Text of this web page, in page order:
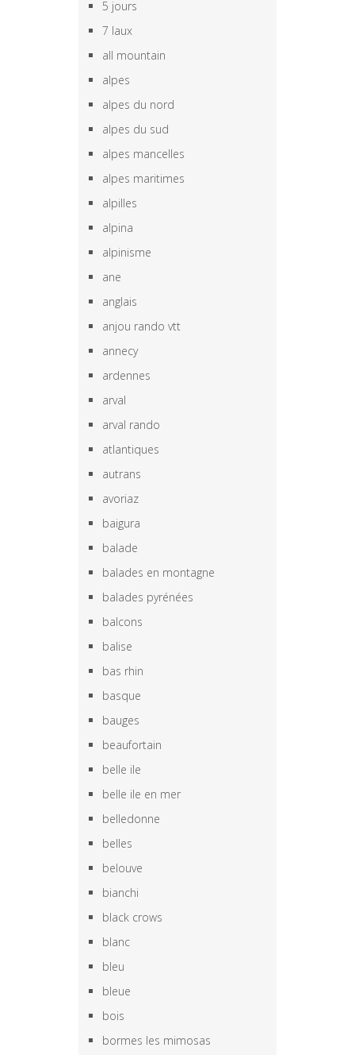
5 jours
7 laux
all mountain
alpes
alpes du nord
alpes du sud
alpes mancelles
alpes maritimes
alpilles
alpina
alpinisme
ane
anglais
anjou rando vtt
annecy
ardennes
arval
arval rando
atlantiques
autrans
avoriaz
baigura
balade
balades en montagne
balades pyrénées
balcons
balise
bas rhin
basque
bauges
beaufortain
belle ile
belle ile en mer
belledonne
belles
belouve
bianchi
black crows
blanc
bleu
bleue
bois
bormes les mimosas